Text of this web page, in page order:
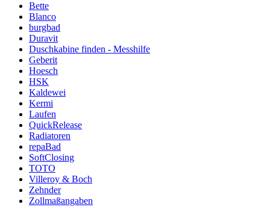
Bette
Blanco
burgbad
Duravit
Duschkabine finden - Messhilfe
Geberit
Hoesch
HSK
Kaldewei
Kermi
Laufen
QuickRelease
Radiatoren
repaBad
SoftClosing
TOTO
Villeroy & Boch
Zehnder
Zollmaßangaben